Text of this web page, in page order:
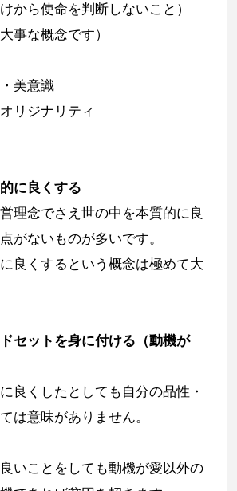
から使命を判断しないこと）
事な概念です）
美意識
リジナリティ
に良くする
理念でさえ世の中を本質的に良
がないものが多いです。
良くするという概念は極めて大
セットを身に付ける（動機が
良くしたとしても自分の品性・
は意味がありません。
いことをしても動機が愛以外の